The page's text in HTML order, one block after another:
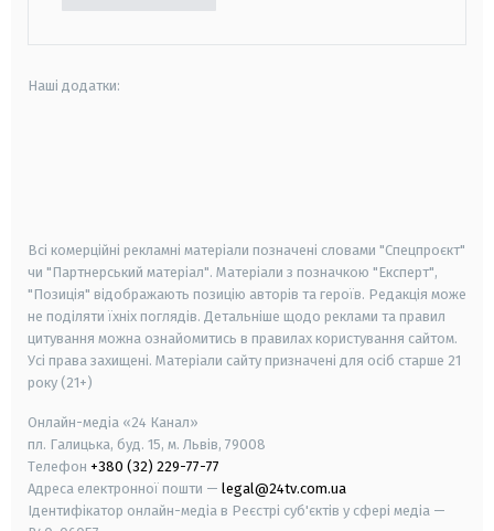
Наші додатки:
Всі комерційні рекламні матеріали позначені словами "Спецпроєкт"
чи "Партнерський матеріал". Матеріали з позначкою "Експерт",
"Позиція" відображають позицію авторів та героїв. Редакція може
не поділяти їхніх поглядів. Детальніше щодо реклами та правил
цитування можна ознайомитись в правилах користування сайтом.
Усі права захищені. Матеріали сайту призначені для осіб старше 21
року (21+)
Онлайн-медіа «24 Канал»
пл. Галицька, буд. 15, м. Львів, 79008
Телефон +380 (32) 229-77-77
Адреса електронної пошти — legal@24tv.com.ua
Ідентифікатор онлайн-медіа в Реєстрі суб'єктів у сфері медіа —